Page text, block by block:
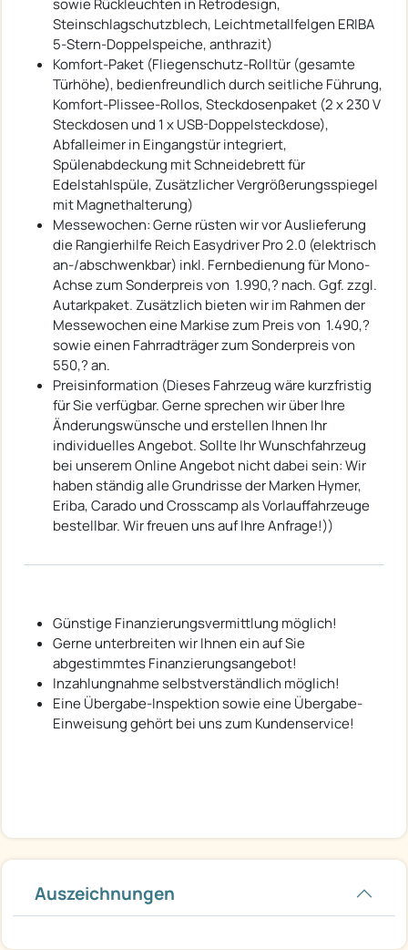
Steinschlagschutzblech, Leichtmetallfelgen ERIBA
5-Stern-Doppelspeiche, anthrazit)
Komfort-Paket (Fliegenschutz-Rolltür (gesamte
Türhöhe), bedienfreundlich durch seitliche Führung,
Komfort-Plissee-Rollos, Steckdosenpaket (2 x 230 V
Steckdosen und 1 x USB-Doppelsteckdose),
Abfalleimer in Eingangstür integriert,
Spülenabdeckung mit Schneidebrett für
Edelstahlspüle, Zusätzlicher Vergrößerungsspiegel
mit Magnethalterung)
Messewochen: Gerne rüsten wir vor Auslieferung
die Rangierhilfe Reich Easydriver Pro 2.0 (elektrisch
an-/abschwenkbar) inkl. Fernbedienung für Mono-
Achse zum Sonderpreis von  1.990,? nach. Ggf. zzgl.
Autarkpaket. Zusätzlich bieten wir im Rahmen der
Messewochen eine Markise zum Preis von  1.490,?
sowie einen Fahrradträger zum Sonderpreis von 
550,? an.
Preisinformation (Dieses Fahrzeug wäre kurzfristig
für Sie verfügbar. Gerne sprechen wir über Ihre
Änderungswünsche und erstellen Ihnen Ihr
individuelles Angebot. Sollte Ihr Wunschfahrzeug
bei unserem Online Angebot nicht dabei sein: Wir
haben ständig alle Grundrisse der Marken Hymer,
Eriba, Carado und Crosscamp als Vorlauffahrzeuge
bestellbar. Wir freuen uns auf Ihre Anfrage!))
Günstige Finanzierungsvermittlung möglich!
Gerne unterbreiten wir Ihnen ein auf Sie
abgestimmtes Finanzierungsangebot!
Inzahlungnahme selbstverständlich möglich!
Eine Übergabe-Inspektion sowie eine Übergabe-
Einweisung gehört bei uns zum Kundenservice!
Auszeichnungen